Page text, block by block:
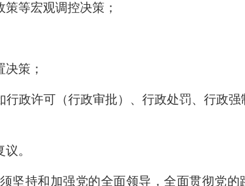
策等宏观调控决策；
决策；
行政许可（行政审批）、行政处罚、行政
。
坚持和加强党的全面领导，全面贯彻党的